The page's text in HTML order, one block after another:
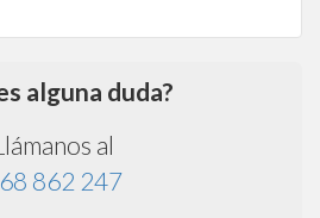
alguna duda?
al
862 247